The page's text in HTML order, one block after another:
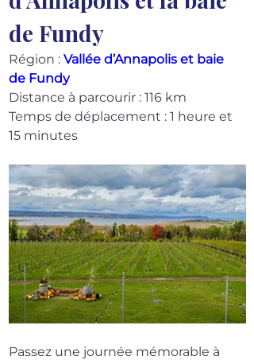
de Fundy
Région : Vallée d’Annapolis et baie
de Fundy
Distance à parcourir : 116 km
Temps de déplacement : 1 heure et
15 minutes
Passez une journée mémorable à